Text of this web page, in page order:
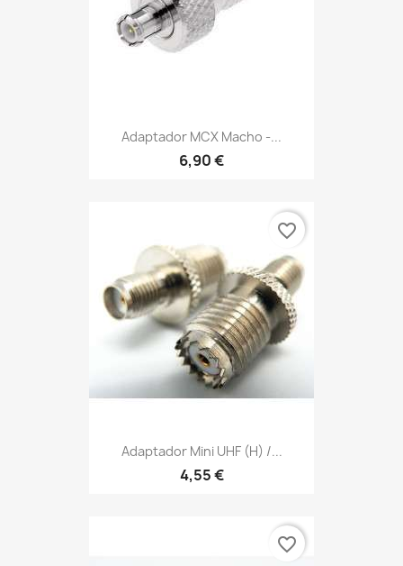
Adaptador MCX Macho -...
6,90 €
Adaptador Mini UHF (h) /...
4,55 €
favorite_border
favorite_border